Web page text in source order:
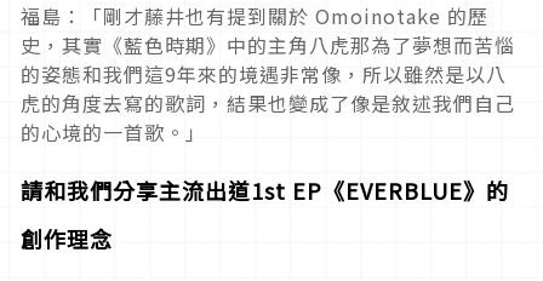
福島：「剛才藤井也有提到關於 Omoinotake 的歷
史，其實《藍色時期》中的主角八虎那為了夢想而苦惱
的姿態和我們這9年來的境遇非常像，所以雖然是以八
虎的角度去寫的歌詞，結果也變成了像是敘述我們自己
的心境的一首歌。」
請和我們分享主流出道1st EP《EVERBLUE》的
創作理念